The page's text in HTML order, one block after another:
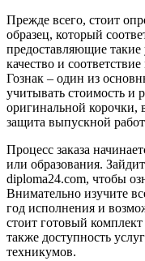
Прежде всего, стоит
образец, который
предоставляющие
качество и
Гознак – один из
учитывать стоимость и
оригинальной корочки,
защита выпускной
Процесс заказа
или образования.
diploma24.com, чтобы
Внимательно изучите
год исполнения и
стоит готовый
также доступность
техникумов.